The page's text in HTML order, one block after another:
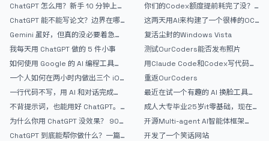
ChatGPT 怎么用？新手 10 分钟上手
ChatGPT 能不能写论文？边界在哪
Gemini 虽好，但真的没必要着急放
弃 ChatGPT
我每天用 ChatGPT 做的 5 件小事
如何使用 Google 的 AI 编程工具
AntiGravity：独立开发者的新时代
武器
一个人如何在两小时内做出三个 iOS
APP？｜AntiGravity + Gemini 3 实
战完整记录
一行代码不写，用 AI 和对话完成一
个完整网站：《图书天堂》实战记录
不背提示词，也能用好 ChatGPT。
一个万能提问模板
为什么你用 ChatGPT 没效果？ 90%
的人第一步就问错了
ChatGPT 到底能帮你做什么？一篇
你们的Codex额度提前耗完了没？
戒断反应如何？
这两天用AI来构建了一个很棒的OC
论坛精华区
复活尘封的Windows Vista
测试OurCoders能否发布照片
用Claude Code和Codex写代码真
的爽，但是App怎么挣钱还是很难啊
重返OurCoders
最近在试一个有趣的 AI 换脸工具，
效果挺不错
成人大专毕业25岁it零基础，现在想
考软件设计师，有什么好的建议吗，
谢谢！
开源Multi-agent AI智能体框架
aevatar.ai，欢迎大家贡献代码
开发了一个笑话网站